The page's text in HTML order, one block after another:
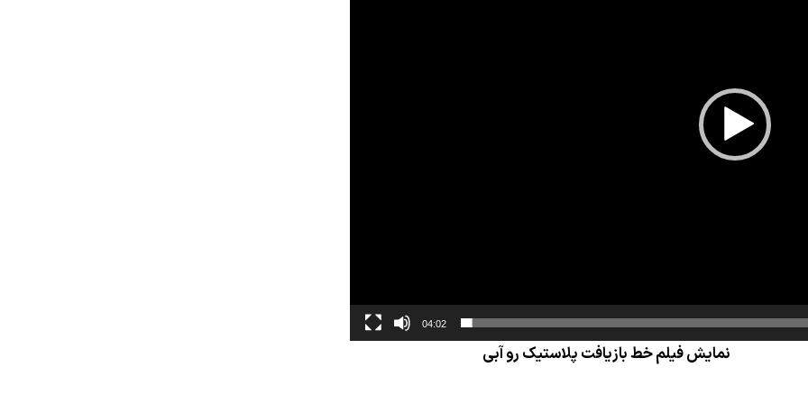
04:02
نمایش فیلم خط بازیافت پلاستیک رو آبی